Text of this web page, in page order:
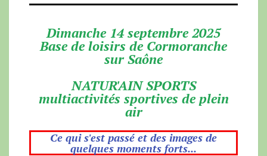
Dimanche 14 septembre 2025
Base de loisirs de Cormoranche
sur Saône
NATUR'AIN SPORTS
multiactivités sportives de plein
air
Ce qui s'est passé et des images de
quelques moments forts...